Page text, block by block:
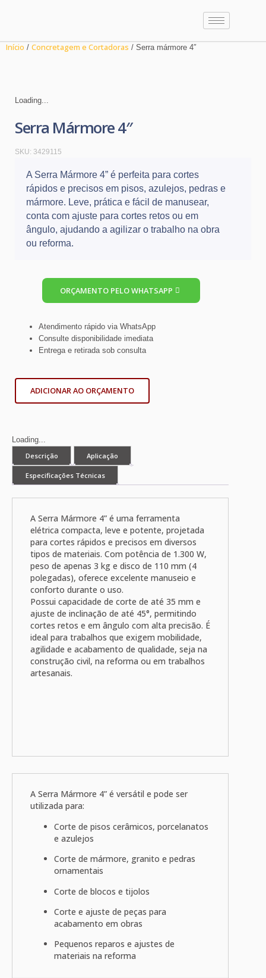
Início / Concretagem e Cortadoras / Serra mármore 4″
Loading...
Serra Mármore 4″
SKU: 3429115
A Serra Mármore 4” é perfeita para cortes
rápidos e precisos em pisos, azulejos, pedras e
mármore. Leve, prática e fácil de manusear,
conta com ajuste para cortes retos ou em
ângulo, ajudando a agilizar o trabalho na obra
ou reforma.
ORÇAMENTO PELO WHATSAPP
Atendimento rápido via WhatsApp
Consulte disponibilidade imediata
Entrega e retirada sob consulta
ADICIONAR AO ORÇAMENTO
Loading...
Descrição
Aplicação
Especificações Técnicas
A Serra Mármore 4” é uma ferramenta
elétrica compacta, leve e potente, projetada
para cortes rápidos e precisos em diversos
tipos de materiais. Com potência de 1.300 W,
peso de apenas 3 kg e disco de 110 mm (4
polegadas), oferece excelente manuseio e
conforto durante o uso.
Possui capacidade de corte de até 35 mm e
ajuste de inclinação de até 45°, permitindo
cortes retos e em ângulo com alta precisão. É
ideal para trabalhos que exigem mobilidade,
agilidade e acabamento de qualidade, seja na
construção civil, na reforma ou em trabalhos
artesanais.
A Serra Mármore 4” é versátil e pode ser
utilizada para:
Corte de pisos cerâmicos, porcelanatos
e azulejos
Corte de mármore, granito e pedras
ornamentais
Corte de blocos e tijolos
Corte e ajuste de peças para
acabamento em obras
Pequenos reparos e ajustes de
materiais na reforma